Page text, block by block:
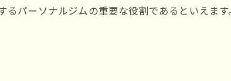
パーソナルジムの重要な役割であるといえます。